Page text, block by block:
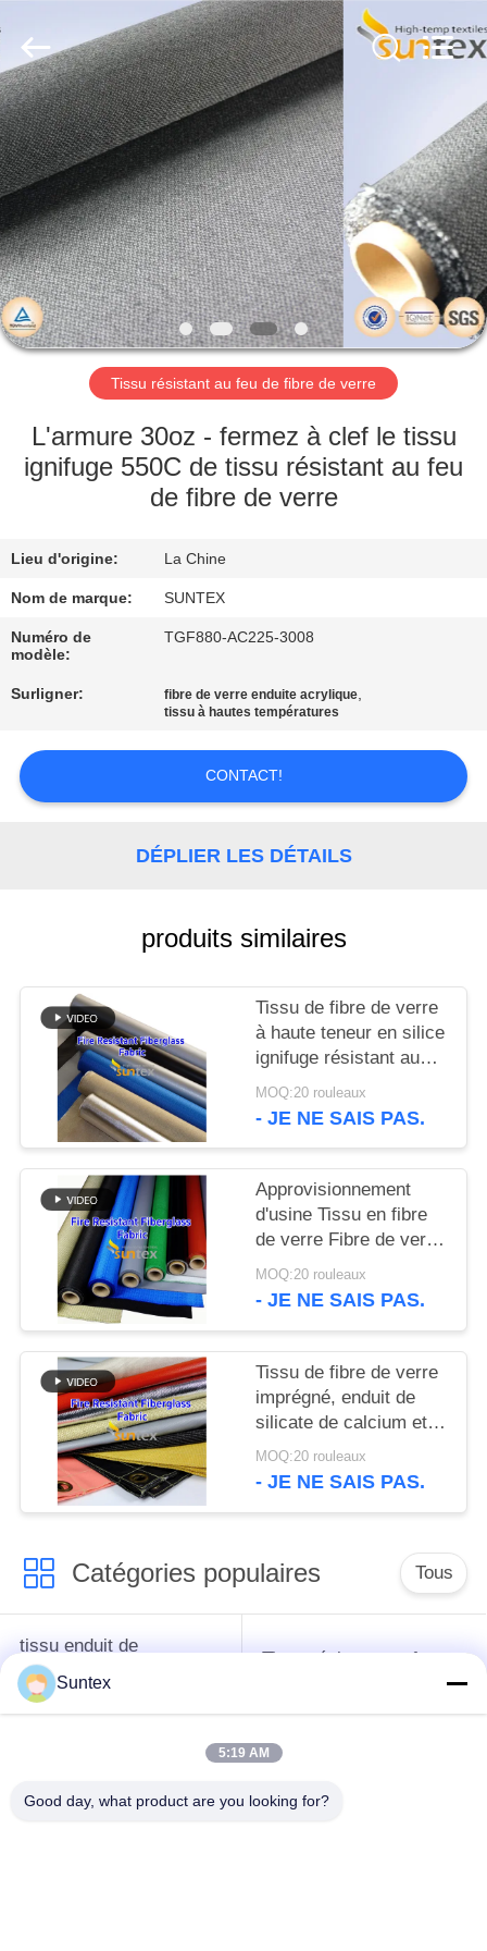
À
LA
MAISON
PRODUITS
À
PROPOS
NOUS
L'USINE
CONTRÔLE
QUALITÉ
NOUS
CONTACTER
UN DEVIS
PLAN
SITE
PRIVACY
POLICY
2026
Suntex
Composite
Industrial
Co.,Ltd..
All
Rights
Reserved.
Tissu résistant au feu de fibre de verre
L'armure 30oz - fermez à clef le tissu
ignifuge 550C de tissu résistant au feu
de fibre de verre
Lieu d'origine: La Chine
Nom de marque: SUNTEX
Numéro de
modèle:
TGF880-AC225-3008
Surligner: fibre de verre enduite acrylique,
tissu à hautes températures
CONTACT!
DÉPLIER LES DÉTAILS
produits similaires
Tissu de fibre de verre
à haute teneur en silice
ignifuge résistant aux
hautes températures
MOQ:20 rouleaux
- JE NE SAIS PAS.
Approvisionnement
d'usine Tissu en fibre
de verre Fibre de verre
Tissu en fibre de verre
MOQ:20 rouleaux
- JE NE SAIS PAS.
Tissu de fibre de verre
imprégné, enduit de
silicate de calcium et
de caoutchouc de
silicone ignifuges
MOQ:20 rouleaux
- JE NE SAIS PAS.
Catégories populaires Tous
tissu enduit de
silicone de fibre de
verre
Tissu résistant au feu
de verre
Tissu enduit de fibre
centrale
Suntex
5:19 AM
Good day, what product are you looking for?